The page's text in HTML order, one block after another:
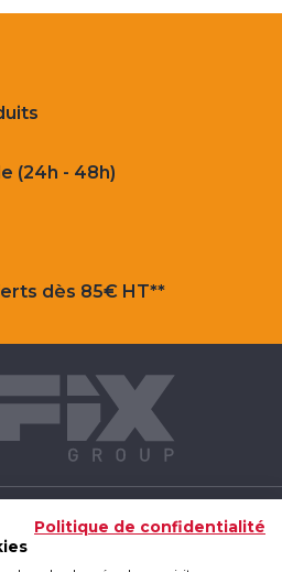
(24h - 48h)
dès 85€ HT**
Politique de confidentialité